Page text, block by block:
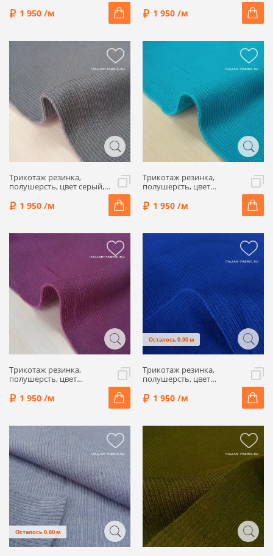
1 950 /м 1 950 /м
Трикотаж резинка,
полушерсть, цвет серый,
1 950 /м
Трикотаж резинка,
полушерсть, цвет
1 950 /м
Трикотаж резинка,
полушерсть, цвет
1 950 /м
Осталось 0.90 м
Трикотаж резинка,
полушерсть, цвет
1 950 /м
Осталось 0.60 м